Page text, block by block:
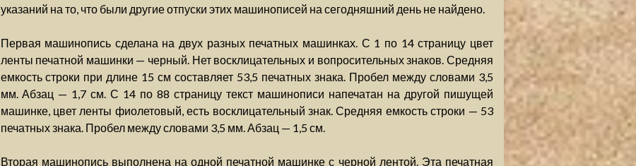
указаний на то, что были другие отпуски этих машинописей на сегодняшний день не найдено.
Первая машинопись сделана на двух разных печатных машинках. С 1 по 14 страницу цвет
ленты печатной машинки — черный. Нет восклицательных и вопросительных знаков. Средняя
емкость строки при длине 15 см составляет 53,5 печатных знака. Пробел между словами 3,5
мм. Абзац — 1,7 см. С 14 по 88 страницу текст машинописи напечатан на другой пишущей
машинке, цвет ленты фиолетовый, есть восклицательный знак. Средняя емкость строки — 53
печатных знака. Пробел между словами 3,5 мм. Абзац — 1,5 см.
Вторая машинопись выполнена на одной печатной машинке с черной лентой. Эта печатная